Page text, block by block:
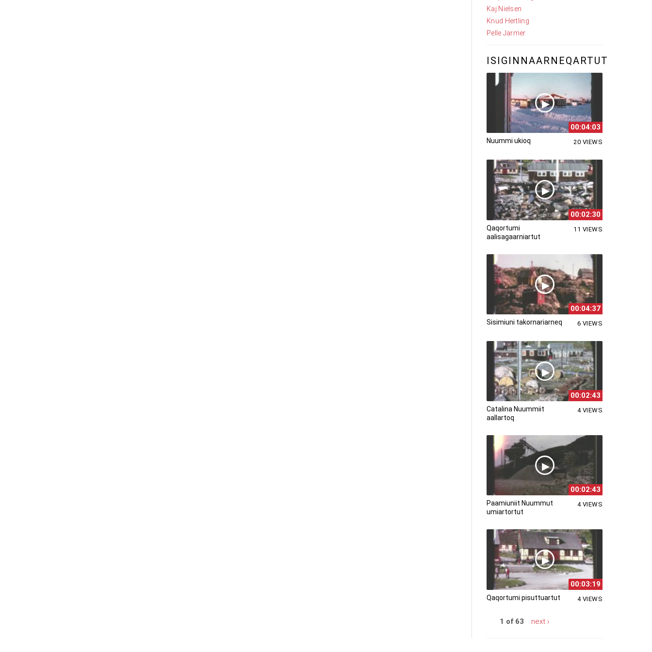
Kaj Nielsen
Knud Hertling
Pelle Jarmer
ISIGINNAARNEQARTUT
00:04:03
Nuummi ukioq 20 VIEWS
00:02:30
Qaqortumi
aalisagaarniartut
11 VIEWS
00:04:37
Sisimiuni takornariarneq 6 VIEWS
00:02:43
Catalina Nuummiit
aallartoq
4 VIEWS
00:02:43
Paamiuniit Nuummut
umiartortut
4 VIEWS
00:03:19
Qaqortumi pisuttuartut 4 VIEWS
1 of 63 next ›